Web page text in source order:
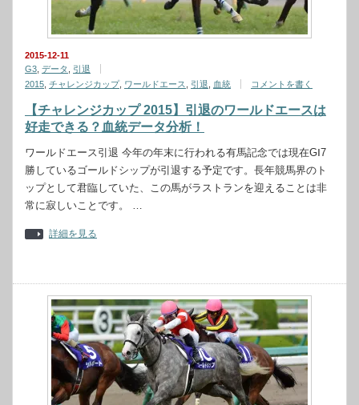
2015-12-11
G3 データ
引退
2015 チャレンジカップ, ワールドエース 引退 血統 コメントを書く
【チャレンジカップ 2015】引退のワールドエースは
好走できる？血統データ分析！
ワールドエース引退 今年の年末に行われる有馬記念では現在GⅠ7
勝しているゴールドシップが引退する予定です。長年競馬界のト
ップとして君臨していた、この馬がラストランを迎えることは非
常に寂しいことです。 …
詳細を見る